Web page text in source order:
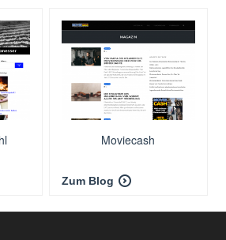
Moviecash
Zum Blog